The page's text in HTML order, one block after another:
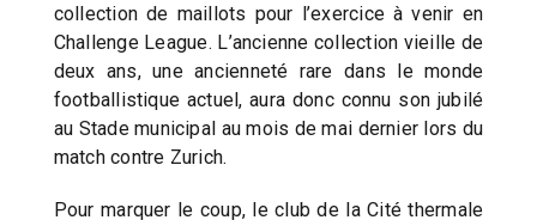
collection de maillots pour l’exercice à venir en
Challenge League. L’ancienne collection vieille de
deux ans, une ancienneté rare dans le monde
footballistique actuel, aura donc connu son jubilé
au Stade municipal au mois de mai dernier lors du
match contre Zurich.
Pour marquer le coup, le club de la Cité thermale